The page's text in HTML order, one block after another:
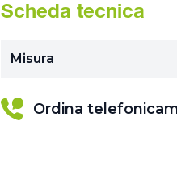
Scheda tecnica
Misura
Ordina